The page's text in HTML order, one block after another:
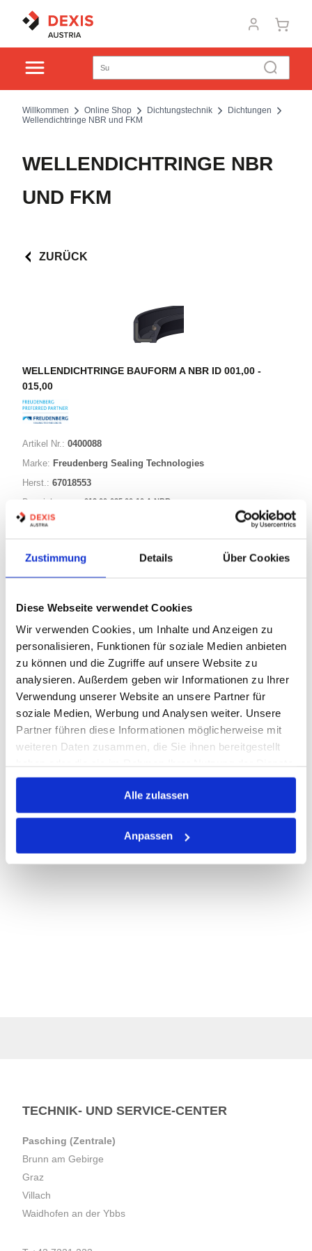
Zustimmung Details Über Cookies
Diese Webseite verwendet Cookies
Wir verwenden Cookies, um Inhalte und Anzeigen zu
personalisieren, Funktionen für soziale Medien anbieten
zu können und die Zugriffe auf unsere Website zu
analysieren. Außerdem geben wir Informationen zu Ihrer
Verwendung unserer Website an unsere Partner für
soziale Medien, Werbung und Analysen weiter. Unsere
Partner führen diese Informationen möglicherweise mit
weiteren Daten zusammen, die Sie ihnen bereitgestellt
gesammelt haben.
Alle zulassen
Anpassen
Willkommen Online Shop Dichtungstechnik
Dichtungen
Wellendichtringe NBR und FKM
WELLENDICHTRINGE NBR
UND FKM
ZURÜCK
WELLENDICHTRINGE BAUFORM A NBR ID 001,00 -
015,00
Artikel Nr.: 0400088
Marke: Freudenberg Sealing Technologies
Herst.: 67018553
Bezeichnung:
012,00-035,00-10 A NBR
Innen Ø:
Bauform: A
125 Varianten
STK Warenkorb
Nicht auf Lager
VARIANTEN
TECHNIK- UND SERVICE-CENTER
Pasching (Zentrale)
Brunn am Gebirge
Graz
Villach
Waidhofen an der Ybbs